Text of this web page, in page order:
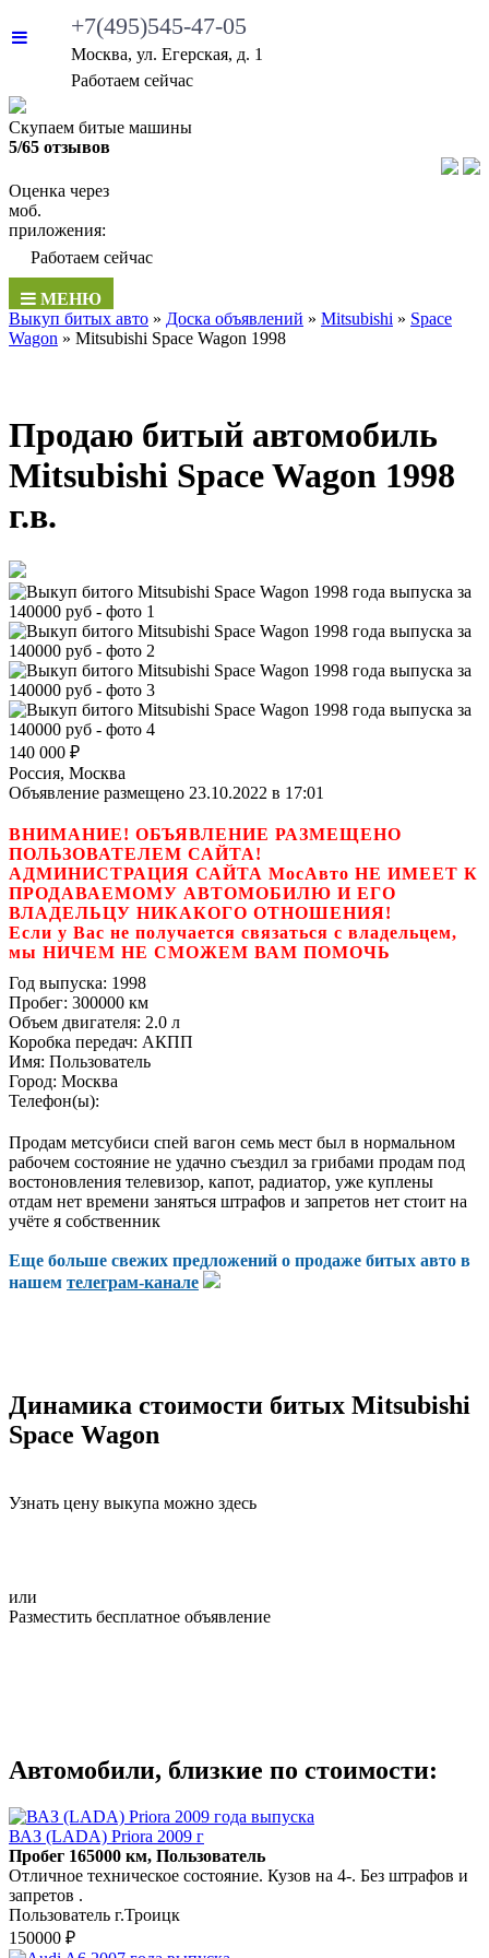
+7(495)545-47-05
Москва, ул. Егерская, д. 1
Работаем сейчас
Скупаем битые машины
5/65 отзывов
Оценка через
моб.
приложения:
Работаем сейчас
МЕНЮ
Выкуп битых авто » Доска объявлений » Mitsubishi » Space
Wagon » Mitsubishi Space Wagon 1998
Продаю битый автомобиль
Mitsubishi Space Wagon 1998
г.в.
140 000 ₽
Россия, Москва
Объявление размещено 23.10.2022 в 17:01
ВНИМАНИЕ! ОБЪЯВЛЕНИЕ РАЗМЕЩЕНО
ПОЛЬЗОВАТЕЛЕМ САЙТА!
АДМИНИСТРАЦИЯ САЙТА МосАвто НЕ ИМЕЕТ К
ПРОДАВАЕМОМУ АВТОМОБИЛЮ И ЕГО
ВЛАДЕЛЬЦУ НИКАКОГО ОТНОШЕНИЯ!
Если у Вас не получается связаться с владельцем,
мы НИЧЕМ НЕ СМОЖЕМ ВАМ ПОМОЧЬ
Год выпуска: 1998
Пробег: 300000 км
Объем двигателя: 2.0 л
Коробка передач: АКПП
Имя: Пользователь
Город: Москва
Телефон(ы):
Продам метсубиси спей вагон семь мест был в нормальном
рабочем состояние не удачно съездил за грибами продам под
востоновления телевизор, капот, радиатор, уже куплены
отдам нет времени заняться штрафов и запретов нет стоит на
учёте я собственник
Еще больше свежих предложений о продаже битых авто в
нашем телеграм-канале
Динамика стоимости битых Mitsubishi
Space Wagon
Узнать цену выкупа можно здесь
или
Разместить бесплатное объявление
Автомобили, близкие по стоимости:
ВАЗ (LADA) Priora 2009 г
Пробег 165000 км, Пользователь
Отличное техническое состояние. Кузов на 4-. Без штрафов и
запретов .
Пользователь г.Троицк
150000 ₽